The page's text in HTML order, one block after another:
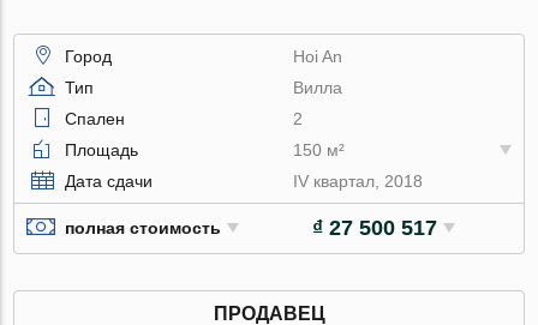
Город
Hoi An
Тип
Вилла
Спален
2
Площадь
150 м²
Дата сдачи
IV квартал, 2018
полная стоимость ₫ 27 500 517
ПРОДАВЕЦ